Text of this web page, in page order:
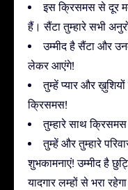
इस क्रिसमस से दूर
हैं। सैंटा तुम्हारे सभी
उम्मीद है सैंटा और
लेकर आएंगे!
तुम्हें प्यार और
क्रिसमस!
तुम्हारे साथ
तुम्हें और तुम्हारे
शुभकामनाएं! उम्मीद है
यादगार लम्हों से भरा